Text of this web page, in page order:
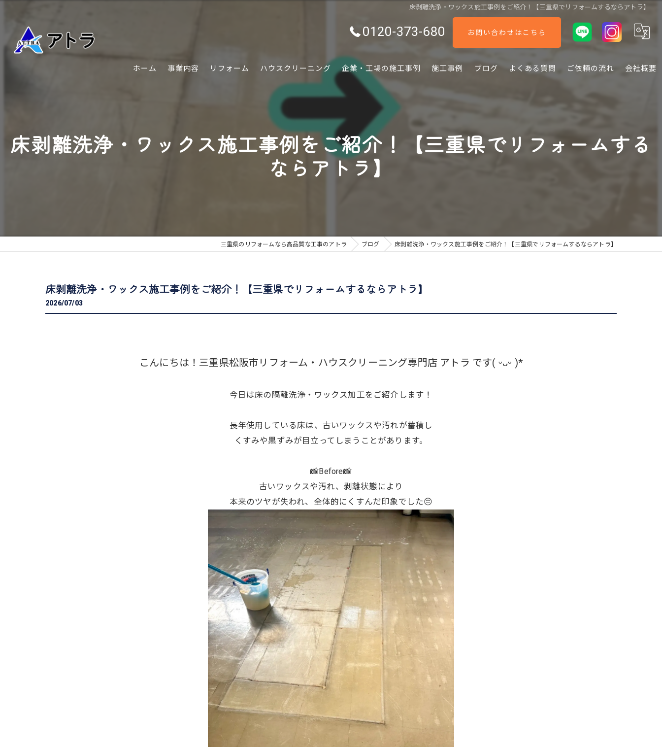
床剥離洗浄・ワックス施工事例をご紹介！【三重県でリフォームするならアトラ】
0120-373-680 お問い合わせはこちら
ホーム 事業内容 リフォーム
外装
ハウスクリーニング 企業・工場の施工事例 施工事例 ブログ よくある質問 ご依頼の流れ 会社概要
床剥離洗浄・ワックス施工事例をご紹介！【三重県でリフォームする
ならアトラ】
三重県のリフォームなら高品質な工事のアトラ ブログ 床剥離洗浄・ワックス施工事例をご紹介！【三重県でリフォームするならアトラ】
床剥離洗浄・ワックス施工事例をご紹介！【三重県でリフォームするならアトラ】
2026/07/03
こんにちは！三重県松阪市リフォーム・ハウスクリーニング専門店 アトラ です( ᵕᴗᵕ )*
今日は床の隔離洗浄・ワックス加工をご紹介します！
長年使用している床は、古いワックスや汚れが蓄積し
くすみや黒ずみが目立ってしまうことがあります。
📸Before📸
古いワックスや汚れ、剥離状態により
本来のツヤが失われ、全体的にくすんだ印象でした😔